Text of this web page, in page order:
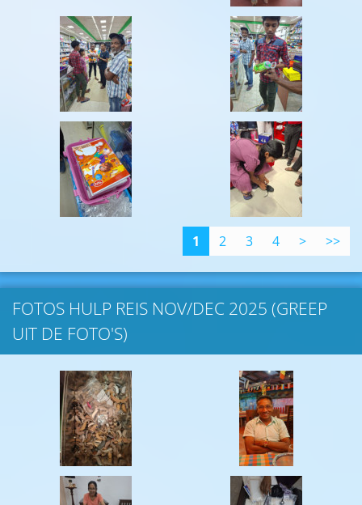
1 2 3 4 > >>
FOTOS HULP REIS NOV/DEC 2025 (GREEP
UIT DE FOTO'S)